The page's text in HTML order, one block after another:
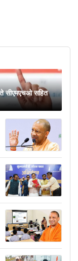
सीएमएचओ सहित